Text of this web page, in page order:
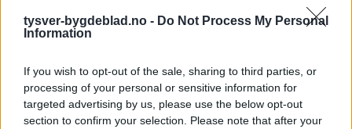
tysver-bygdeblad.no - Do Not Process My Personal
Information
If you wish to opt-out of the sale, sharing to third parties, or
processing of your personal or sensitive information for
targeted advertising by us, please use the below opt-out
section to confirm your selection. Please note that after your